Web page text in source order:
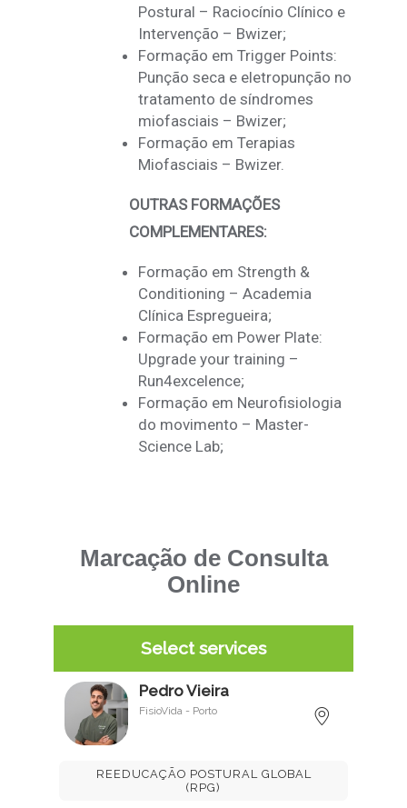
Postural – Raciocínio Clínico e
Intervenção – Bwizer;
Formação em Trigger Points:
Punção seca e eletropunção no
tratamento de síndromes
miofasciais – Bwizer;
Formação em Terapias
Miofasciais – Bwizer.
OUTRAS FORMAÇÕES
COMPLEMENTARES:
Formação em Strength &
Conditioning – Academia
Clínica Espregueira;
Formação em Power Plate:
Upgrade your training –
Run4excelence;
Formação em Neurofisiologia
do movimento – Master-
Science Lab;
Marcação de Consulta
Online